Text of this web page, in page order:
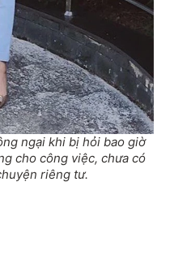
ngại khi bị hỏi bao giờ
cho công việc, chưa có
riêng tư.